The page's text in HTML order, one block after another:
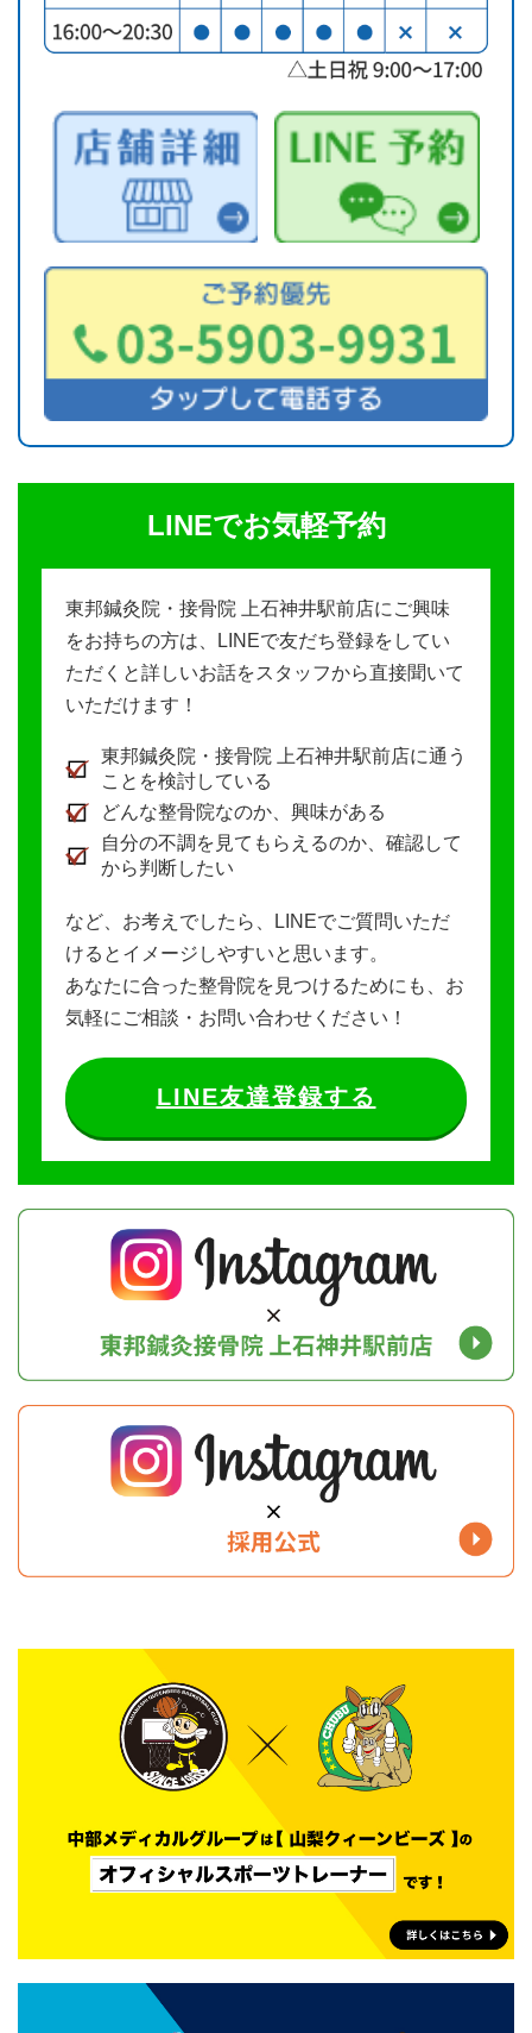
LINEでお気軽予約
東邦鍼灸院・接骨院 上石神井駅前店にご興味
をお持ちの方は、LINEで友だち登録をしてい
ただくと詳しいお話をスタッフから直接聞いて
いただけます！
東邦鍼灸院・接骨院 上石神井駅前店に通う
ことを検討している
どんな整骨院なのか、興味がある
自分の不調を見てもらえるのか、確認して
から判断したい
など、お考えでしたら、LINEでご質問いただ
けるとイメージしやすいと思います。
あなたに合った整骨院を見つけるためにも、お
気軽にご相談・お問い合わせください！
LINE友達登録する